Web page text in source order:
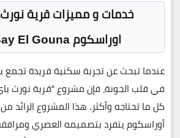
خدمات و مميزات قرية
اوراسكومEl Gouna
عندما تبحث عن تجربة سكنية فريدة تجمع
في قلب الجونة، فإن مشروع “قرية نورث
كل ما تحتاجه وأكثر. هذا المشروع الرائد
أوراسكوم يتفرد بتصميمه العصري